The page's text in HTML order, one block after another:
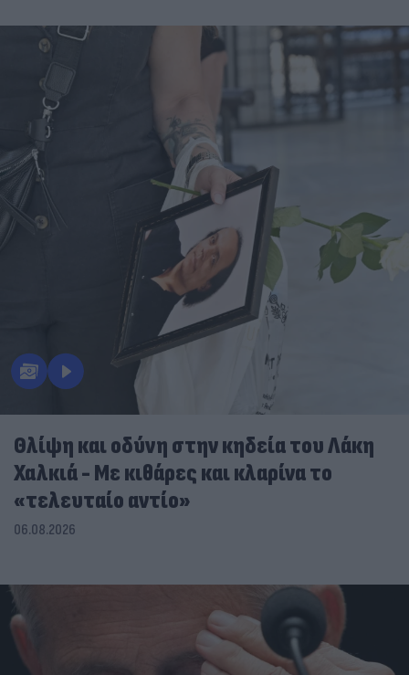
Θλίψη και οδύνη στην κηδεία του Λάκη
Χαλκιά - Με κιθάρες και κλαρίνα το
«τελευταίο αντίο»
06.08.2026